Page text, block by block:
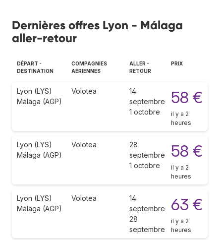
Dernières offres Lyon - Málaga
aller-retour
DÉPART -
DESTINATION
COMPAGNIES
AÉRIENNES
ALLER -
RETOUR
PRIX
Lyon (LYS)
Málaga (AGP)
Volotea
14
septembre
1 octobre
58 €
il y a 2
heures
Lyon (LYS)
Málaga (AGP)
Volotea
28
septembre
1 octobre
58 €
il y a 2
heures
Lyon (LYS)
Málaga (AGP)
Volotea
14
septembre
28
septembre
63 €
il y a 2
heures